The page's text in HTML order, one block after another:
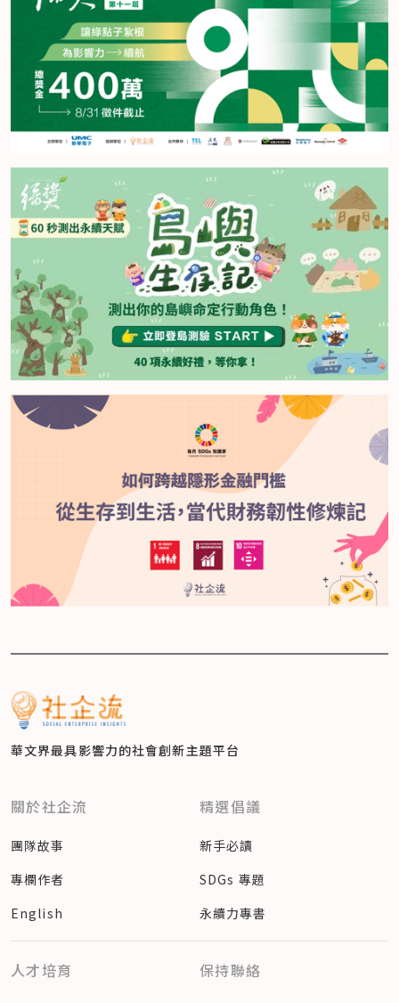
華文界最具影響力的社會創新主題平台
關於社企流
團隊故事
專欄作者
English
精選倡議
新手必讀
SDGs 專題
永續力專書
人才培育 保持聯絡